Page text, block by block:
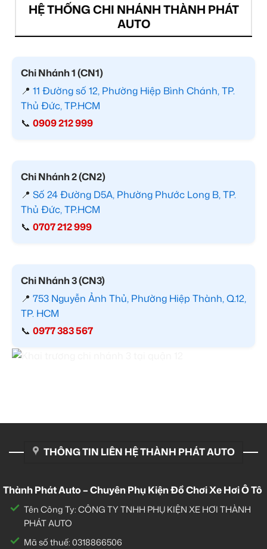
HỆ THỐNG CHI NHÁNH THÀNH PHÁT
AUTO
Chi Nhánh 1 (CN1)
📍 11 Đường số 12, Phường Hiệp Bình Chánh, TP.
Thủ Đức, TP.HCM
📞 0909 212 999
Chi Nhánh 2 (CN2)
📍 Số 24 Đường D5A, Phường Phước Long B, TP.
Thủ Đức, TP.HCM
📞 0707 212 999
Chi Nhánh 3 (CN3)
📍 753 Nguyễn Ảnh Thủ, Phường Hiệp Thành, Q.12,
TP. HCM
📞 0977 383 567
THÔNG TIN LIÊN HỆ THÀNH PHÁT AUTO
Thành Phát Auto – Chuyên Phụ Kiện Đồ Chơi Xe Hơi Ô Tô
Tên Công Ty: CÔNG TY TNHH PHỤ KIỆN XE HƠI THÀNH
PHÁT AUTO
Mã số thuế: 0318866506